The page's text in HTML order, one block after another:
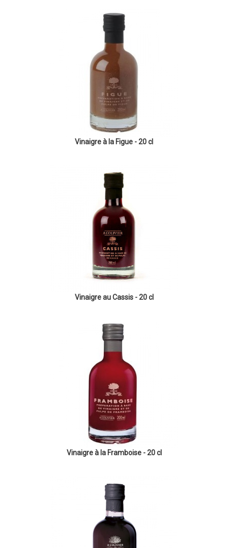
Vinaigre à la Figue - 20 cl
Vinaigre au Cassis - 20 cl
Vinaigre à la Framboise - 20 cl